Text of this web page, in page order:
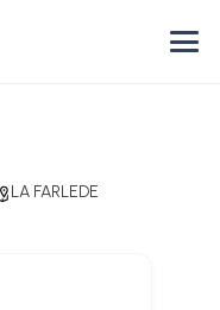
LA FARLEDE